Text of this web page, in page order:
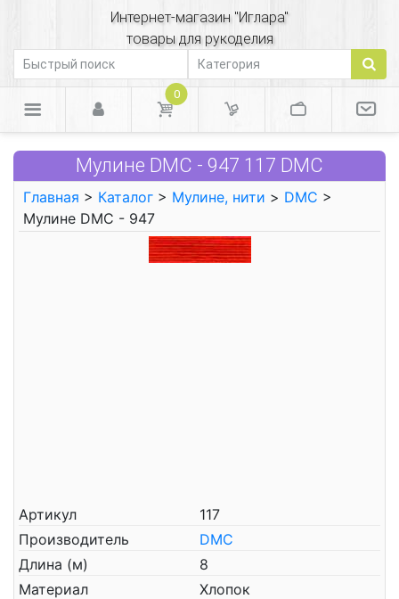
Интернет-магазин "Иглара"
товары для рукоделия
0
Мулине DMC - 947 117 DMC
Главная > Каталог > Мулине, нити > DMC >
Мулине DMC - 947
Артикул
117
Производитель
DMC
Длина (м)
8
Материал
Хлопок